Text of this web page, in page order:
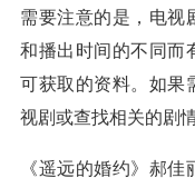
需要注意的是，电视
和播出时间的不同而
可获取的资料。如果
视剧或查找相关的剧
《遥远的婚约》郝